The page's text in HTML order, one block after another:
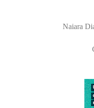
Naiara